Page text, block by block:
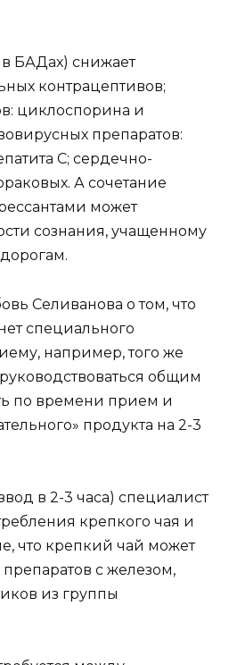
БАДах) снижает
контрацептивов;
циклоспорина и
препаратов:
C; сердечно-
А сочетание
может
сознания, учащенному
Селиванова о том, что
специального
например, того же
общим
по времени прием и
продукта на 2-3
в 2-3 часа) специалист
крепкого чая и
что крепкий чай может
с железом,
из группы